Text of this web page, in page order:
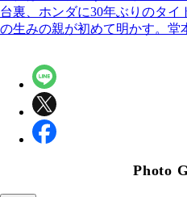
台裏、ホンダに30年ぶりのタ
の生みの親が初めて明かす。堂
Photo